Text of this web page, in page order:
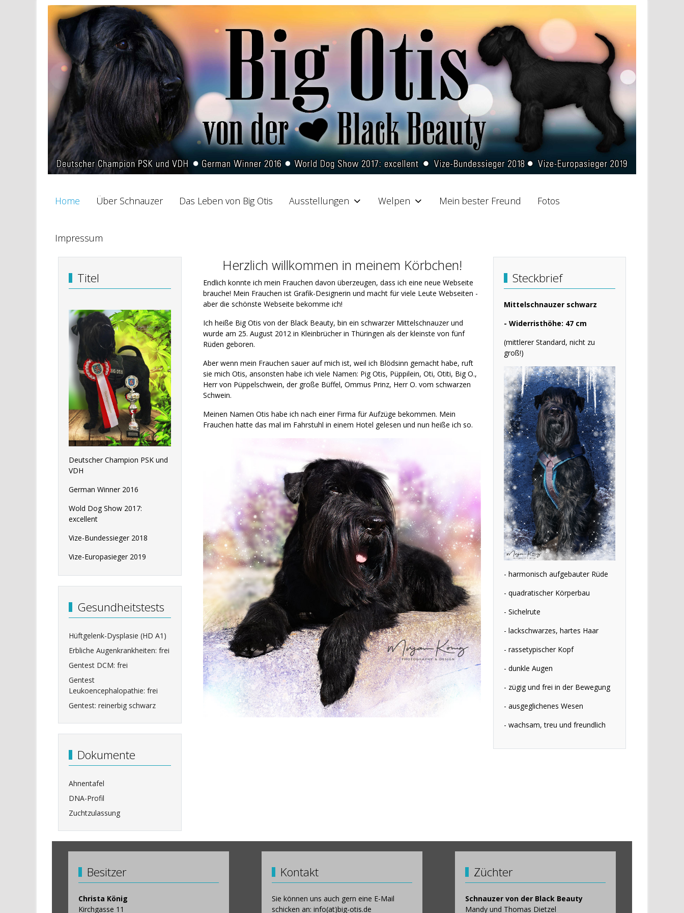
Home Über Schnauzer Das Leben von Big Otis Ausstellungen Welpen Mein bester Freund Fotos
Impressum
Titel
Deutscher Champion PSK und
VDH
German Winner 2016
Wold Dog Show 2017:
excellent
Vize-Bundessieger 2018
Vize-Europasieger 2019
Gesundheitstests
Hüftgelenk-Dysplasie (HD A1)
Erbliche Augenkrankheiten: frei
Gentest DCM: frei
Gentest
Leukoencephalopathie: frei
Gentest: reinerbig schwarz
Dokumente
Ahnentafel
DNA-Profil
Zuchtzulassung
Herzlich willkommen in meinem Körbchen!
Endlich konnte ich mein Frauchen davon überzeugen, dass ich eine neue Webseite
brauche! Mein Frauchen ist Grafik-Designerin und macht für viele Leute Webseiten -
aber die schönste Webseite bekomme ich!
Ich heiße Big Otis von der Black Beauty, bin ein schwarzer Mittelschnauzer und
wurde am 25. August 2012 in Kleinbrücher in Thüringen als der kleinste von fünf
Rüden geboren.
Aber wenn mein Frauchen sauer auf mich ist, weil ich Blödsinn gemacht habe, ruft
sie mich Otis, ansonsten habe ich viele Namen: Pig Otis, Püppilein, Oti, Otiti, Big O.,
Herr von Püppelschwein, der große Büffel, Ommus Prinz, Herr O. vom schwarzen
Schwein.
Meinen Namen Otis habe ich nach einer Firma für Aufzüge bekommen. Mein
Frauchen hatte das mal im Fahrstuhl in einem Hotel gelesen und nun heiße ich so.
Steckbrief
Mittelschnauzer schwarz
- Widerristhöhe: 47 cm
(mittlerer Standard, nicht zu
groß!)
- harmonisch aufgebauter Rüde
- quadratischer Körperbau
- Sichelrute
- lackschwarzes, hartes Haar
- rassetypischer Kopf
- dunkle Augen
- zügig und frei in der Bewegung
- ausgeglichenes Wesen
- wachsam, treu und freundlich
Besitzer
Christa König
Kirchgasse 11
Kontakt
Sie können uns auch gern eine E-Mail
schicken an: info(at)big-otis.de
Züchter
Schnauzer von der Black Beauty
Mandy und Thomas Dietzel